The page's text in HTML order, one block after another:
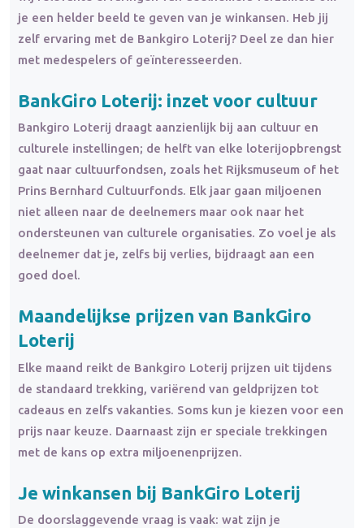
je een helder beeld te geven van je winkansen. Heb jij
zelf ervaring met de Bankgiro Loterij? Deel ze dan hier
met medespelers of geïnteresseerden.
BankGiro Loterij: inzet voor cultuur
Bankgiro Loterij draagt aanzienlijk bij aan cultuur en
culturele instellingen; de helft van elke loterijopbrengst
gaat naar cultuurfondsen, zoals het Rijksmuseum of het
Prins Bernhard Cultuurfonds. Elk jaar gaan miljoenen
niet alleen naar de deelnemers maar ook naar het
ondersteunen van culturele organisaties. Zo voel je als
deelnemer dat je, zelfs bij verlies, bijdraagt aan een
goed doel.
Maandelijkse prijzen van BankGiro
Loterij
Elke maand reikt de Bankgiro Loterij prijzen uit tijdens
de standaard trekking, variërend van geldprijzen tot
cadeaus en zelfs vakanties. Soms kun je kiezen voor een
prijs naar keuze. Daarnaast zijn er speciale trekkingen
met de kans op extra miljoenenprijzen.
Je winkansen bij BankGiro Loterij
De doorslaggevende vraag is vaak: wat zijn je